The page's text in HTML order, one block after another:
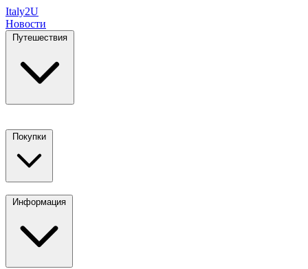
Italy2U
Новости
Путешествия
Покупки
Информация